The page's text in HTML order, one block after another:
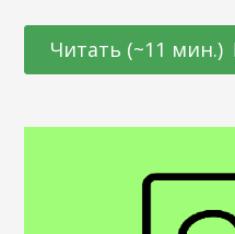
специалистов, так и для
переосмысления
интерфейсов для сайтов
Читать (~11 мин.)